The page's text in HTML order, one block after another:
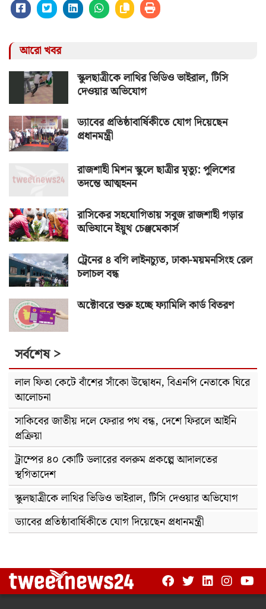
আরো খবর
স্কুলছাত্রীকে লাথির ভিডিও ভাইরাল, টিসি
দেওয়ার অভিযোগ
ড্যাবের প্রতিষ্ঠাবার্ষিকীতে যোগ দিয়েছেন
প্রধানমন্ত্রী
রাজশাহী মিশন স্কুলে ছাত্রীর মৃত্যু: পুলিশের
তদন্তে আত্মহনন
রাসিকের সহযোগিতায় সবুজ রাজশাহী গড়ার
অভিযানে ইয়ুথ চেঞ্জমেকার্স
ট্রেনের ৪ বগি লাইনচ্যুত, ঢাকা-ময়মনসিংহ রেল
চলাচল বন্ধ
অক্টোবরে শুরু হচ্ছে ফ্যামিলি কার্ড বিতরণ
সর্বশেষ >
লাল ফিতা কেটে বাঁশের সাঁকো উদ্বোধন, বিএনপি নেতাকে ঘিরে
আলোচনা
সাকিবের জাতীয় দলে ফেরার পথ বন্ধ, দেশে ফিরলে আইনি
প্রক্রিয়া
ট্রাম্পের ৪০ কোটি ডলারের বলরুম প্রকল্পে আদালতের
স্থগিতাদেশ
স্কুলছাত্রীকে লাথির ভিডিও ভাইরাল, টিসি দেওয়ার অভিযোগ
ড্যাবের প্রতিষ্ঠাবার্ষিকীতে যোগ দিয়েছেন প্রধানমন্ত্রী